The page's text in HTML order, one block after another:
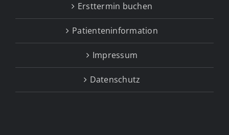
Ersttermin buchen
Patienteninformation
Impressum
Datenschutz